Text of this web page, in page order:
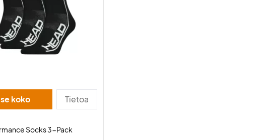
Valitse koko Tietoa
Socks 3-Pack